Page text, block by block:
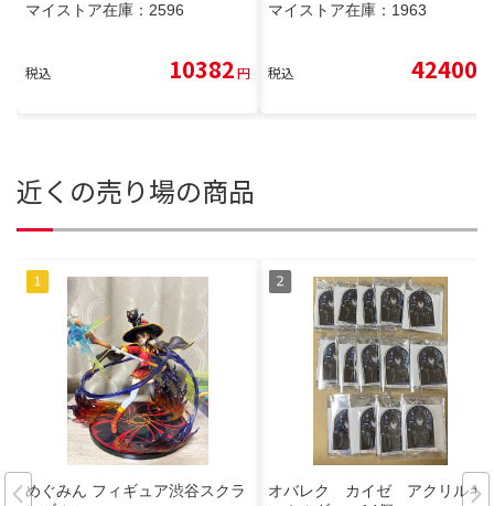
マイストア在庫： 2596
税込 10382円
マイストア在庫： 1963
税込 42400
近くの売り場の商品
めぐみん フィギュア渋谷スクラ
オバレク カイゼ アクリルキ